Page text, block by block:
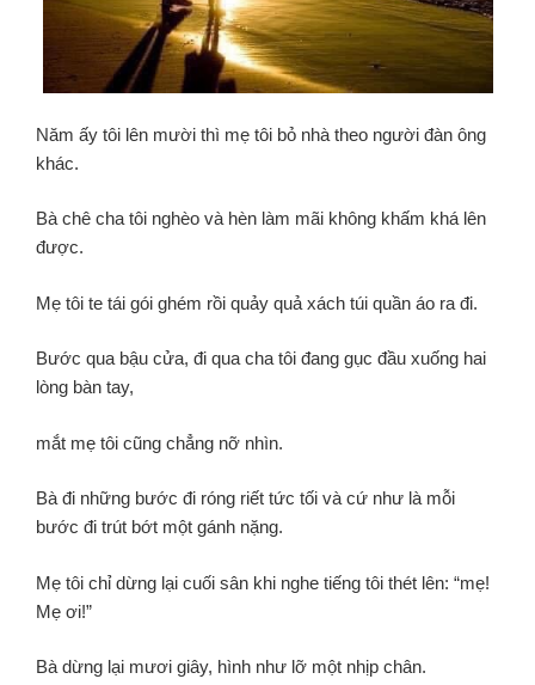
Năm ấy tôi lên mười thì mẹ tôi bỏ nhà theo người đàn ông
khác.
Bà chê cha tôi nghèo và hèn làm mãi không khấm khá lên
được.
Mẹ tôi te tái gói ghém rồi quảy quả xách túi quần áo ra đi.
Bước qua bậu cửa, đi qua cha tôi đang gục đầu xuống hai
lòng bàn tay,
mắt mẹ tôi cũng chẳng nỡ nhìn.
Bà đi những bước đi róng riết tức tối và cứ như là mỗi
bước đi trút bớt một gánh nặng.
Mẹ tôi chỉ dừng lại cuối sân khi nghe tiếng tôi thét lên: “mẹ!
Mẹ ơi!”
Bà dừng lại mươi giây, hình như lỡ một nhịp chân.